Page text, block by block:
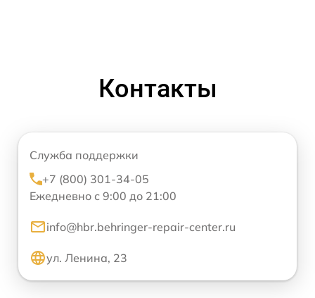
Контакты
Служба поддержки
+7 (800) 301-34-05
Ежедневно с 9:00 до 21:00
info@hbr.behringer-repair-center.ru
ул. Ленина, 23